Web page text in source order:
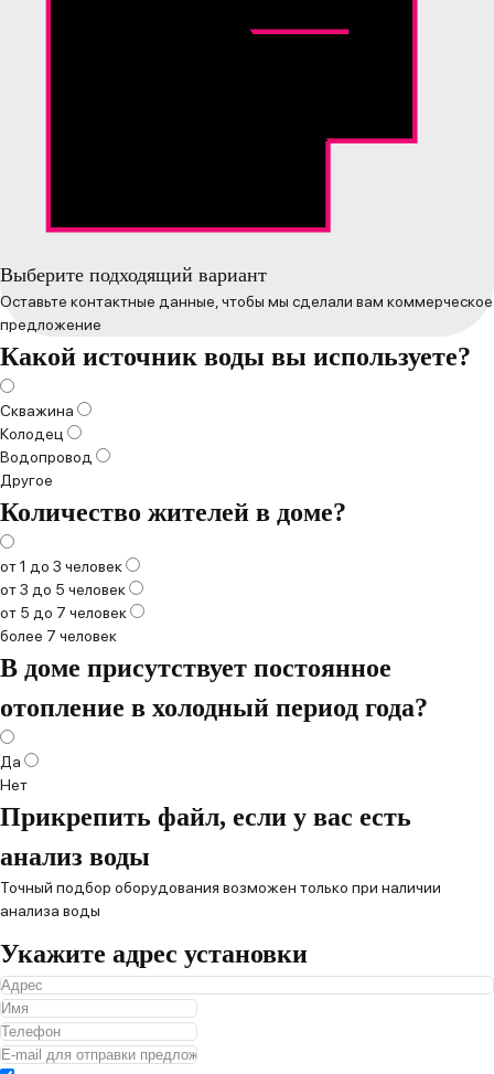
Выберите подходящий вариант
Оставьте контактные данные, чтобы мы сделали вам коммерческое
предложение
Какой источник воды вы используете?
Скважина
Колодец
Водопровод
Другое
Количество жителей в доме?
от 1 до 3 человек
от 3 до 5 человек
от 5 до 7 человек
более 7 человек
В доме присутствует постоянное
отопление в холодный период года?
Да
Нет
Прикрепить файл, если у вас есть
анализ воды
Точный подбор оборудования возможен только при наличии
анализа воды
Укажите адрес установки